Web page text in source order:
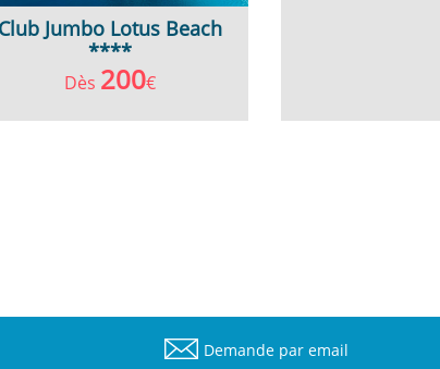
Club Jumbo Lotus Beach
****
Dès 200€
Demande par email